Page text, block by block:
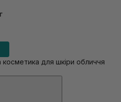
для шкіри обличчя